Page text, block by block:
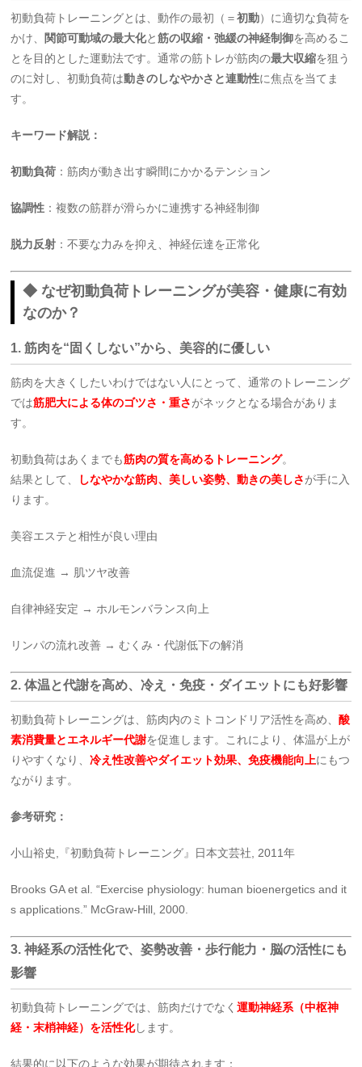
初動負荷トレーニングとは、動作の最初（＝初動）に適切な負荷を
かけ、 関節可動域の最大化と筋の収縮・弛緩の神経制御を高めるこ
とを目的とした運動法です。通常の筋トレが筋肉の最大収縮を狙う
のに対し、初動負荷は動きのしなやかさと連動性に焦点を当てま
す。
キーワード解説：
初動負荷 ：筋肉が動き出す瞬間にかかるテンション
協調性 ：複数の筋群が滑らかに連携する神経制御
脱力反射 ：不要な力みを抑え、神経伝達を正常化
◆ なぜ初動負荷トレーニングが美容・健康に有効
なのか？
1.筋肉を“固くしない”から、美容的に優しい
筋肉を大きくしたいわけではない人にとって、通常のトレーニング
では筋肥大による体のゴツさ・重さがネックとなる場合がありま
す。
初動負荷はあくまでも筋肉の質を高めるトレーニング。
結果として、
しなやかな筋肉、美しい姿勢、動きの美しさが手に入
ります。
美容エステと相性が良い理由
血流促進 → 肌ツヤ改善
自律神経安定 → ホルモンバランス向上
リンパの流れ改善 → むくみ・代謝低下の解消
2.体温と代謝を高め、冷え・免疫・ダイエットにも好影響
初動負荷トレーニングは、筋肉内のミトコンドリア活性を高め、酸
素消費量とエネルギー代謝を促進します。これにより、体温が上が
りやすくなり、冷え性改善やダイエット効果、免疫機能向上にもつ
ながります。
参考研究：
小山裕史,『初動負荷トレーニング』日本文芸社, 2011年
Brooks GA et al. “Exercise physiology: human bioenergetics and it
s applications.” McGraw-Hill, 2000.
3.神経系の活性化で、姿勢改善・歩行能力・脳の活性にも
影響
初動負荷トレーニングでは、筋肉だけでなく運動神経系（中枢神
経・末梢神経）を活性化します。
結果的に以下のような効果が期待されます：